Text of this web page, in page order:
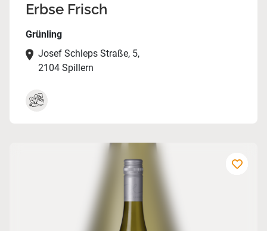
Erbse Frisch
Grünling
Josef Schleps Straße, 5,
2104 Spillern